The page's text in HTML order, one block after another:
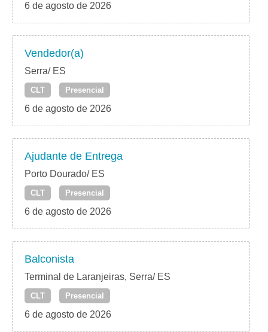
6 de agosto de 2026
Vendedor(a)
Serra/ ES
CLT Presencial
6 de agosto de 2026
Ajudante de Entrega
Porto Dourado/ ES
CLT Presencial
6 de agosto de 2026
Balconista
Terminal de Laranjeiras, Serra/ ES
CLT Presencial
6 de agosto de 2026